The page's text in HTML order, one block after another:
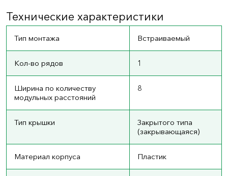
Технические характеристики
Тип монтажа Встраиваемый
Кол-во рядов 1
Ширина по количеству
модульных расстояний
8
Тип крышки
Закрытого типа
(закрывающаяся)
Материал корпуса Пластик